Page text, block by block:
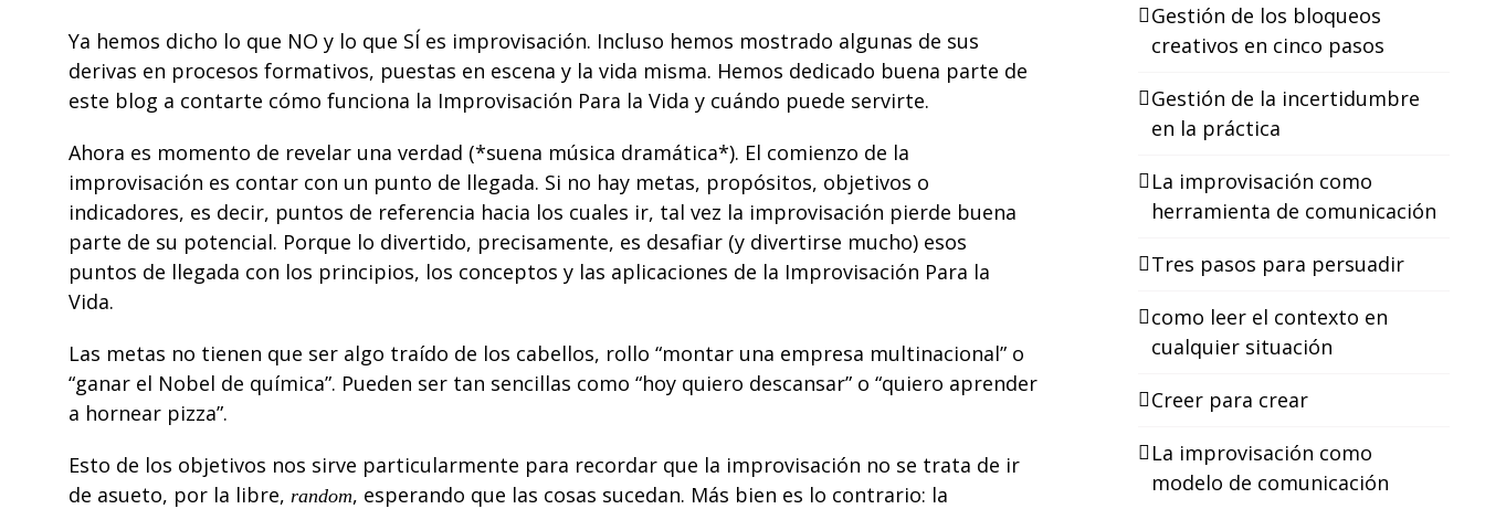
Ya hemos dicho lo que NO y lo que SÍ es improvisación. Incluso hemos mostrado algunas de sus
derivas en procesos formativos, puestas en escena y la vida misma. Hemos dedicado buena parte de
este blog a contarte cómo funciona la Improvisación Para la Vida y cuándo puede servirte.
Ahora es momento de revelar una verdad (*suena música dramática*). El comienzo de la
improvisación es contar con un punto de llegada. Si no hay metas, propósitos, objetivos o
indicadores, es decir, puntos de referencia hacia los cuales ir, tal vez la improvisación pierde buena
parte de su potencial. Porque lo divertido, precisamente, es desafiar (y divertirse mucho) esos
puntos de llegada con los principios, los conceptos y las aplicaciones de la Improvisación Para la
Vida.
Las metas no tienen que ser algo traído de los cabellos, rollo “montar una empresa multinacional” o
“ganar el Nobel de química”. Pueden ser tan sencillas como “hoy quiero descansar” o “quiero aprender
a hornear pizza”.
Esto de los objetivos nos sirve particularmente para recordar que la improvisación no se trata de ir
de asueto, por la libre, random, esperando que las cosas sucedan. Más bien es lo contrario: la
Gestión de los bloqueos
creativos en cinco pasos
Gestión de la incertidumbre
en la práctica
La improvisación como
herramienta de comunicación
Tres pasos para persuadir
como leer el contexto en
cualquier situación
Creer para crear
La improvisación como
modelo de comunicación